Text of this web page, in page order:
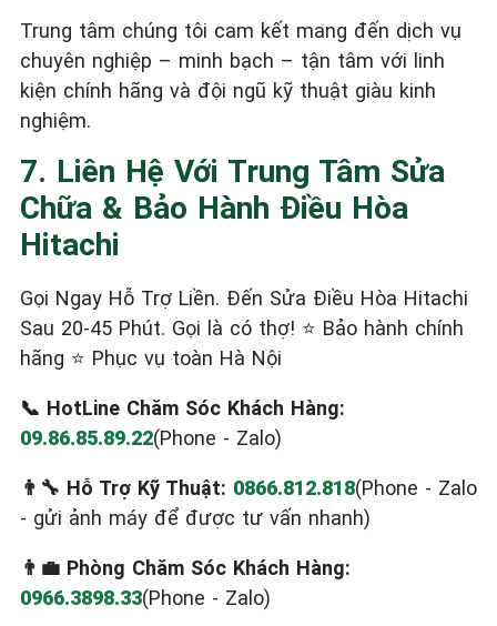
Trung tâm chúng tôi cam kết mang đến dịch vụ
chuyên nghiệp – minh bạch – tận tâm với linh
kiện chính hãng và đội ngũ kỹ thuật giàu kinh
nghiệm.
7. Liên Hệ Với Trung Tâm Sửa
Chữa & Bảo Hành Điều Hòa
Hitachi
Gọi Ngay Hỗ Trợ Liền. Đến Sửa Điều Hòa Hitachi
Sau 20-45 Phút. Gọi là có thợ! ⭐ Bảo hành chính
hãng ⭐ Phục vụ toàn Hà Nội
📞 HotLine Chăm Sóc Khách Hàng:
09.86.85.89.22(Phone - Zalo)
👨‍🔧 Hỗ Trợ Kỹ Thuật: 0866.812.818(Phone - Zalo
- gửi ảnh máy để được tư vấn nhanh)
👨‍💼 Phòng Chăm Sóc Khách Hàng:
0966.3898.33(Phone - Zalo)